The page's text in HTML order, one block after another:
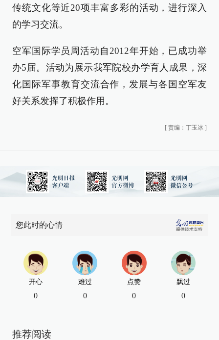
传统文化等近20项丰富多彩的活动，进行深入
的学习交流。
空军国际学员周活动自2012年开始，已成功举
办5届。活动为展示我军院校办学育人成果，深
化国际军事教育交流合作，发展与各国空军友
好关系发挥了积极作用。
[ 责编：丁玉冰 ]
您此时的心情
开心
0
难过
0
点赞
0
飘过
0
推荐阅读